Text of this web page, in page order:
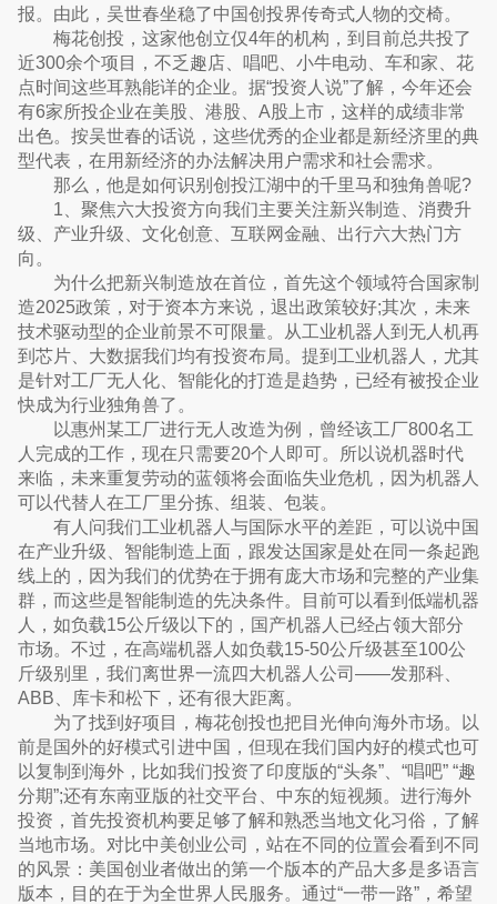
报。由此，吴世春坐稳了中国创投界传奇式人物的交椅。
梅花创投，这家他创立仅4年的机构，到目前总共投了
近300余个项目，不乏趣店、唱吧、小牛电动、车和家、花
点时间这些耳熟能详的企业。据“投资人说”了解，今年还会
有6家所投企业在美股、港股、A股上市，这样的成绩非常
出色。按吴世春的话说，这些优秀的企业都是新经济里的典
型代表，在用新经济的办法解决用户需求和社会需求。
那么，他是如何识别创投江湖中的千里马和独角兽呢?
1、聚焦六大投资方向我们主要关注新兴制造、消费升
级、产业升级、文化创意、互联网金融、出行六大热门方
向。
为什么把新兴制造放在首位，首先这个领域符合国家制
造2025政策，对于资本方来说，退出政策较好;其次，未来
技术驱动型的企业前景不可限量。从工业机器人到无人机再
到芯片、大数据我们均有投资布局。提到工业机器人，尤其
是针对工厂无人化、智能化的打造是趋势，已经有被投企业
快成为行业独角兽了。
以惠州某工厂进行无人改造为例，曾经该工厂800名工
人完成的工作，现在只需要20个人即可。所以说机器时代
来临，未来重复劳动的蓝领将会面临失业危机，因为机器人
可以代替人在工厂里分拣、组装、包装。
有人问我们工业机器人与国际水平的差距，可以说中国
在产业升级、智能制造上面，跟发达国家是处在同一条起跑
线上的，因为我们的优势在于拥有庞大市场和完整的产业集
群，而这些是智能制造的先决条件。目前可以看到低端机器
人，如负载15公斤级以下的，国产机器人已经占领大部分
市场。不过，在高端机器人如负载15-50公斤级甚至100公
斤级别里，我们离世界一流四大机器人公司——发那科、
ABB、库卡和松下，还有很大距离。
为了找到好项目，梅花创投也把目光伸向海外市场。以
前是国外的好模式引进中国，但现在我们国内好的模式也可
以复制到海外，比如我们投资了印度版的“头条”、“唱吧” “趣
分期”;还有东南亚版的社交平台、中东的短视频。进行海外
投资，首先投资机构要足够了解和熟悉当地文化习俗，了解
当地市场。对比中美创业公司，站在不同的位置会看到不同
的风景：美国创业者做出的第一个版本的产品大多是多语言
版本，目的在于为全世界人民服务。通过“一带一路”，希望